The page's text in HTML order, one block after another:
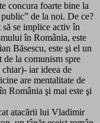
concura foarte bine la
de la noi. De ce?
se implice activ în
în România, este
Băsescu, este şi el un
la comunism spre
iar ideea de
are mentalitate de
România şi mai este şi
atacării lui Vladimir